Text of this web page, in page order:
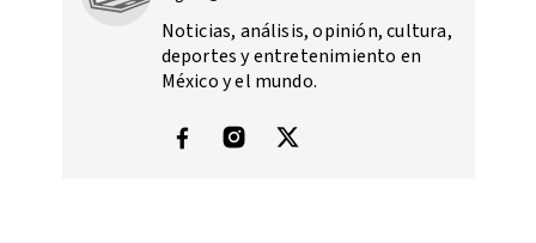
Noticias, análisis, opinión, cultura,
deportes y entretenimiento en
México y el mundo.